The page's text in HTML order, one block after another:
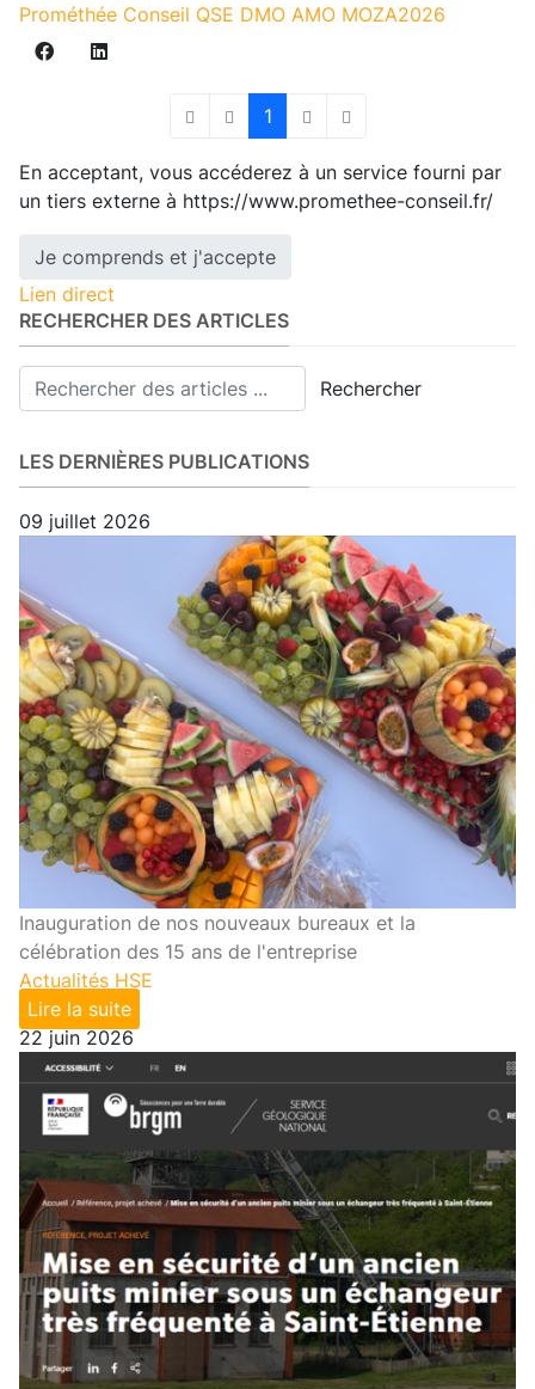
Prométhée Conseil QSE DMO AMO MOZA2026
First Page
Previous Page
1
Next Page
Last Page
En acceptant, vous accéderez à un service fourni par
un tiers externe à https://www.promethee-conseil.fr/
Je comprends et j'accepte
Lien direct
RECHERCHER DES ARTICLES
Rechercher
LES DERNIÈRES PUBLICATIONS
09 juillet 2026
Inauguration de nos nouveaux bureaux et la
célébration des 15 ans de l'entreprise
Actualités HSE
Lire la suite
22 juin 2026